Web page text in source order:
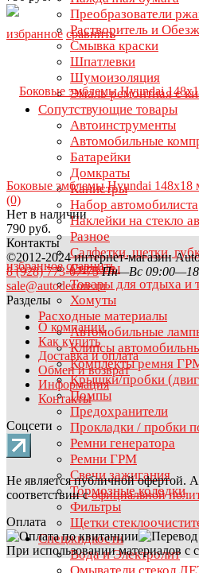
Преобразователи
Растворитель и
Смывка краски
Шпатлевки
Шумоизоляция
Эмаль ремонтная с
Сопутствующие товары
Автоинструменты
Автомобильные
Батарейки
Домкраты
Канистры
Набор автомобилиста
Наклейки на стекло
Разное
Салфетки, щетки,
Сигналы
Товары для отдыха и
Хомуты
Расходные материалы
Автомобильные
Клипсы
Комплекты ремня
Крышки/пробки
Помпы
Предохранители
Прокладки / пробки
Ремни генератора
Ремни ГРМ
Свечи зажигания
Тормозные колодки
Фильтры
Щетки
Спецжидкости
Вода и Электролит
избранное сравнить
избранное сравнить
Боковые эмблемы Hyundai 148х18
(0)
Нет в наличии
790 руб.
Контакты
©2012-2024 интернет-магазин
8 (928) 773-07-75 Пн—Вс
sale@autodecore.ru
Разделы
О компании
Как купить
Доставка и оплата
Обмен и возврат
Информация
Контакты
Соцсети
Не является публичной офертой.
соответствии софициальной
Оплата
При использовании материалов с